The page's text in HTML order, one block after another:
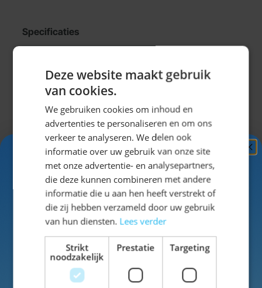
Specificaties
EAN 8712026542687
SKU 14-54268
Man/Vrouw Man
Kleur rood
Materiaal Polyester
Schrijf een review
Je beoordeling:
Deze website maakt gebruik
van cookies.
We gebruiken cookies om inhoud en
advertenties te personaliseren en om ons
verkeer te analyseren. We delen ook
informatie over uw gebruik van onze site
met onze advertentie- en analysepartners,
die deze kunnen combineren met andere
informatie die u aan hen heeft verstrekt of
die zij hebben verzameld door uw gebruik
van hun diensten. Lees verder
Strikt
noodzakelijk
Prestatie Targeting
Ontvang5%
KORTING!
Schrijf je nuin voor de nieuwsbrief en ontvang toegang
tot exclusieve kortingen!
Voor- en achternaam